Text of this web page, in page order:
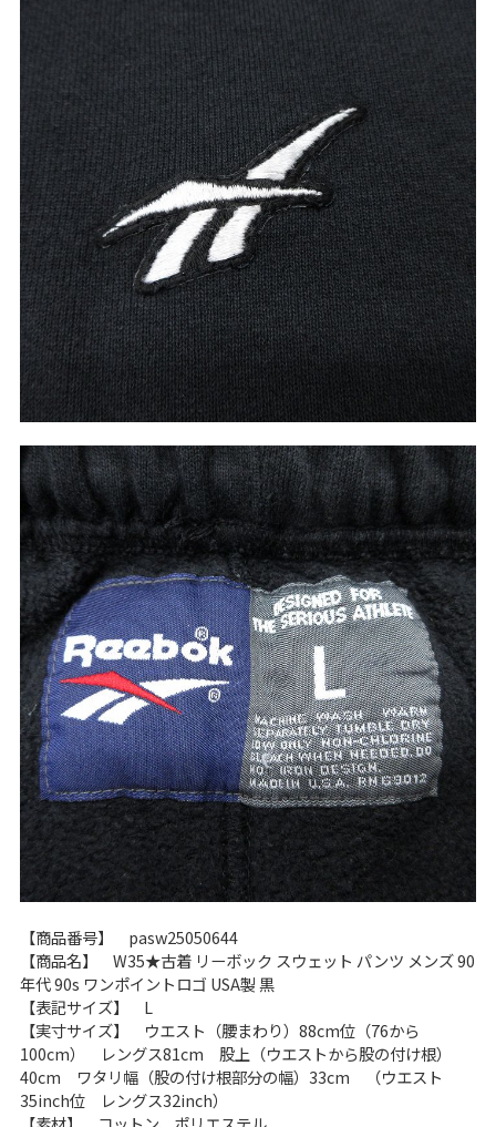
レディース
雑貨/小物
Search by Particularこだわりから探す
Search by Sizeサイズから探す（メンズ）
ジャケット XS S M L XL
スウェット XS S M L XL
長袖シャツ XS M L XL
半袖シャツ XS S M L XL
Tシャツ XS S M L XL
パンツ
W30以下 W31,W32
W33,W34 W35,W36
W37以上
Search by Maniacマニアックから探す
バンド
Tシャツ
アニメ
Tシャツ
映画
Tシャツ
USA製
ボロ ミリタリー
すべてのマニアックを見る
Search by Period年代から探す
90年代 80年代
【商品番号】 pasw25050644
【商品名】 W35★古着 リーボック スウェット パンツ メンズ 90
年代 90s ワンポイントロゴ USA製 黒
【表記サイズ】 L
【実寸サイズ】 ウエスト（腰まわり）88cm位（76から
100cm） レングス81cm 股上（ウエストから股の付け根）
40cm ワタリ幅（股の付け根部分の幅）33cm （ウエスト
35inch位 レングス32inch）